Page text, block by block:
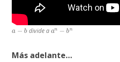
a−b
divide a
an−bn
Más adelante…